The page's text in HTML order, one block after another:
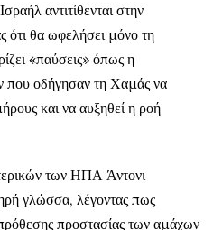
αντιτίθενται στην
ότι θα ωφελήσει μόνο τη
«παύσεις» όπως η
που οδήγησαν τη Χαμάς να
και να αυξηθεί η ροή
των ΗΠΑ Άντονι
γλώσσα, λέγοντας πως
προστασίας των αμάχων